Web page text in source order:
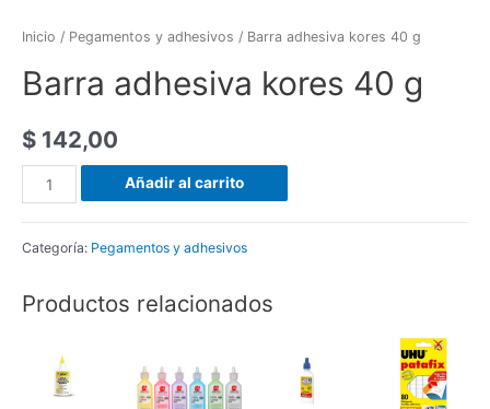
Inicio / Pegamentos y adhesivos / Barra adhesiva kores 40 g
Barra adhesiva kores 40 g
$ 142,00
Añadir al carrito
Categoría: Pegamentos y adhesivos
Productos relacionados